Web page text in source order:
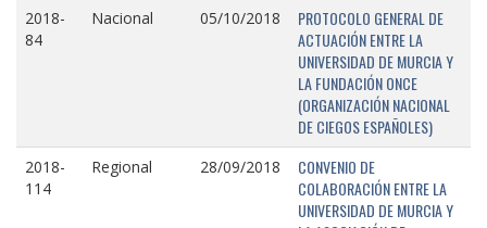
2018-
84
Nacional 05/10/2018
PROTOCOLO GENERAL DE
ACTUACIÓN ENTRE LA
UNIVERSIDAD DE MURCIA Y
LA FUNDACIÓN ONCE
(ORGANIZACIÓN NACIONAL
DE CIEGOS ESPAÑOLES)
2018-
114
Regional 28/09/2018
CONVENIO DE
COLABORACIÓN ENTRE LA
UNIVERSIDAD DE MURCIA Y